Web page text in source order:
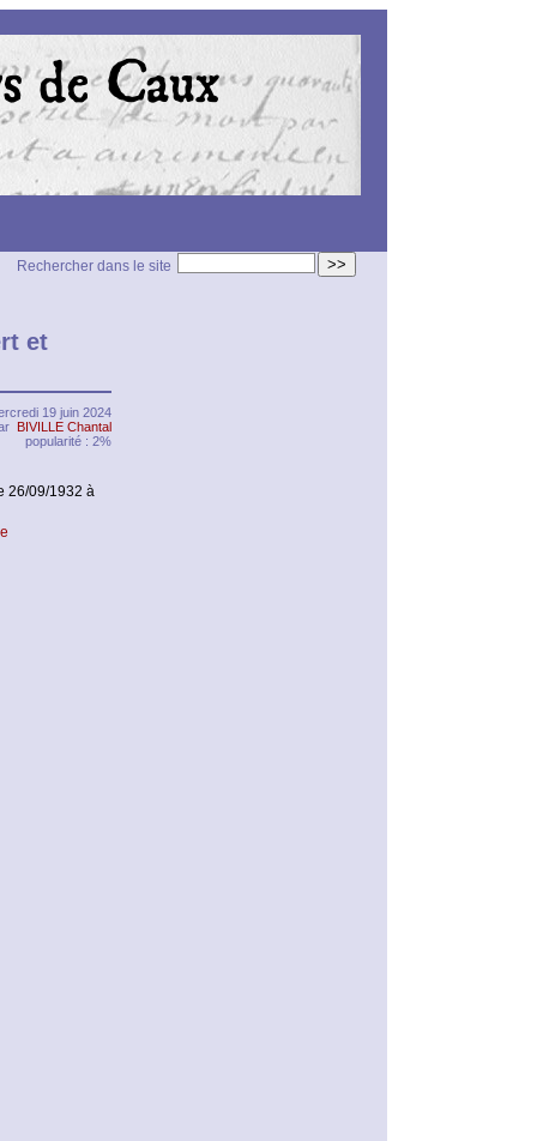
>>
Rechercher dans le site
et
19 juin 2024
BIVILLE Chantal
popularité : 2%
26/09/1932 à